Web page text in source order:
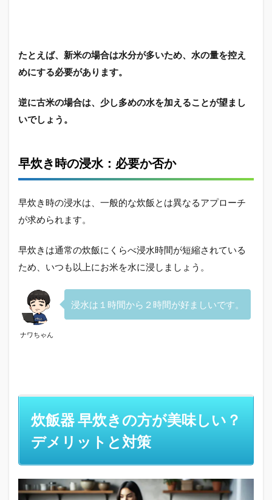
たとえば、新米の場合は水分が多いため、水の量を控え
めにする必要があります。
逆に古米の場合は、少し多めの水を加えることが望まし
いでしょう。
早炊き時の浸水：必要か否か
早炊き時の浸水は、一般的な炊飯とは異なるアプローチ
が求められます。
早炊きは通常の炊飯にくらべ浸水時間が短縮されている
ため、いつも以上にお米を水に浸しましょう。
ナワちゃん
浸水は１時間から２時間が好ましいです。
炊飯器 早炊きの方が美味しい？
デメリットと対策